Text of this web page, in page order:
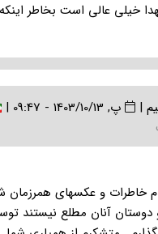
خیلی عالی است بخاطر
| پ, 1403/10/13 - 09:47 |
خاطرات و عکسهای همرزمان
دوستان آنان مطلع نیستند